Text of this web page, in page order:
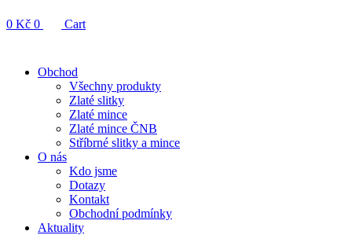
0 Kč 0 Cart
Obchod
Všechny produkty
Zlaté slitky
Zlaté mince
Zlaté mince ČNB
Stříbrné slitky a mince
O nás
Kdo jsme
Dotazy
Kontakt
Obchodní podmínky
Aktuality